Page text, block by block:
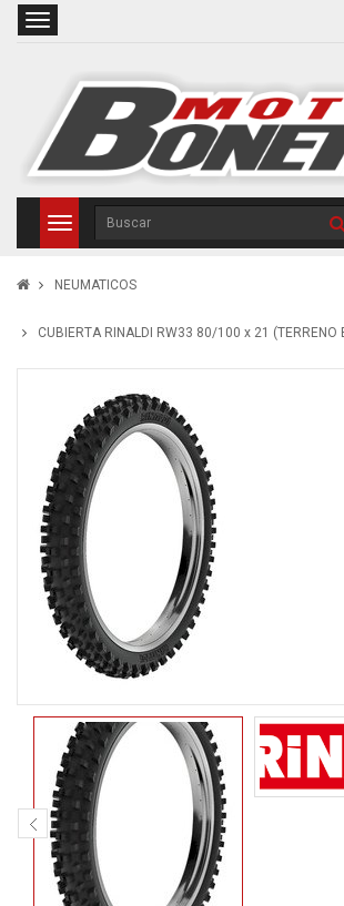
NEUMATICOS
CUBIERTA RINALDI RW33 80/100 x 21 (TERRENO